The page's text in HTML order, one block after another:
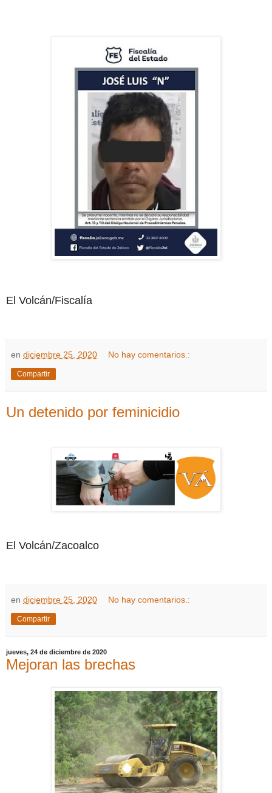
El Volcán/Fiscalía
en diciembre 25, 2020 No hay comentarios.:
Compartir
Un detenido por feminicidio
El Volcán/Zacoalco
en diciembre 25, 2020 No hay comentarios.:
Compartir
jueves, 24 de diciembre de 2020
Mejoran las brechas